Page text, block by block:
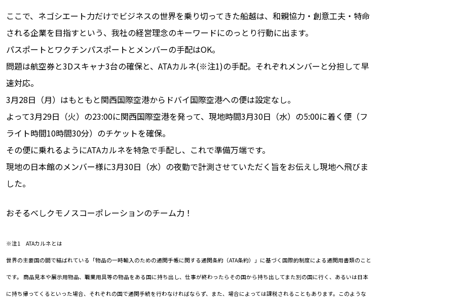
ここで、ネゴシエート力だけでビジネスの世界を乗り切ってきた船越は、和親協力・創意工夫・特命
される企業を目指すという、我社の経営理念のキーワードにのっとり行動に出ます。
パスポートとワクチンパスポートとメンバーの手配はOK。
問題は航空券と3Dスキャナ3台の確保と、ATAカルネ(※注1)の手配。それぞれメンバーと分担して早
速対応。
3月28日（月）はもともと関西国際空港からドバイ国際空港への便は設定なし。
よって3月29日（火）の23:00に関西国際空港を発って、現地時間3月30日（水）の5:00に着く便（フ
ライト時間10時間30分）のチケットを確保。
その便に乗れるようにATAカルネを特急で手配し、これで準備万端です。
現地の日本館のメンバー様に3月30日（水）の夜勤で計測させていただく旨をお伝えし現地へ飛びま
した。
おそるべしクモノスコーポレーションのチーム力！
※注1 ATAカルネとは
世界の主要国の間で結ばれている「物品の一時輸入のための通関手帳に関する通関条約（ATA条約）」に基づく国際的制度による通関用書類のこと
です。 商品見本や展示用物品、職業用具等の物品をある国に持ち出し、仕事が終わったらその国から持ち出してまた別の国に行く、あるいは日本
に持ち帰ってくるといった場合、それぞれの国で通関手続を行わなければならず、また、場合によっては課税されることもあります。このような